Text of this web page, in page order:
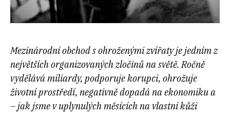
Mezinárodní obchod s ohroženými zvířaty je jedním z
největších organizovaných zločinů na světě. Ročně
vydělává miliardy, podporuje korupci, ohrožuje
životní prostředí, negativně dopadá na ekonomiku a
– jak jsme v uplynulých měsících na vlastní kůži